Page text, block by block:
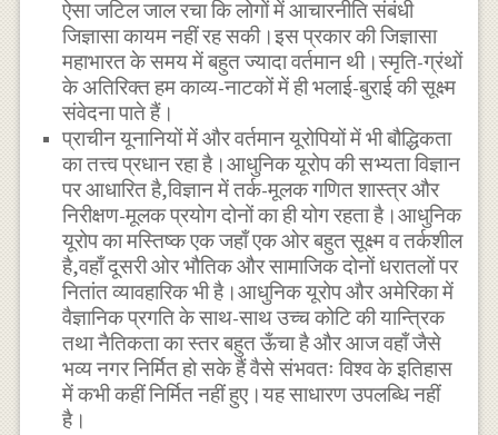
ऐसा जटिल जाल रचा कि लोगों में आचारनीति संबंधी
जिज्ञासा कायम नहीं रह सकी।इस प्रकार की जिज्ञासा
महाभारत के समय में बहुत ज्यादा वर्तमान थी।स्मृति-ग्रंथों
के अतिरिक्त हम काव्य-नाटकों में ही भलाई-बुराई की सूक्ष्म
संवेदना पाते हैं।
प्राचीन यूनानियों में और वर्तमान यूरोपियों में भी बौद्धिकता
का तत्त्व प्रधान रहा है।आधुनिक यूरोप की सभ्यता विज्ञान
पर आधारित है,विज्ञान में तर्क-मूलक गणित शास्त्र और
निरीक्षण-मूलक प्रयोग दोनों का ही योग रहता है।आधुनिक
यूरोप का मस्तिष्क एक जहाँ एक ओर बहुत सूक्ष्म व तर्कशील
है,वहाँ दूसरी ओर भौतिक और सामाजिक दोनों धरातलों पर
नितांत व्यावहारिक भी है।आधुनिक यूरोप और अमेरिका में
वैज्ञानिक प्रगति के साथ-साथ उच्च कोटि की यान्त्रिक
तथा नैतिकता का स्तर बहुत ऊँचा है और आज वहाँ जैसे
भव्य नगर निर्मित हो सके हैं वैसे संभवतः विश्व के इतिहास
में कभी कहीं निर्मित नहीं हुए।यह साधारण उपलब्धि नहीं
है।